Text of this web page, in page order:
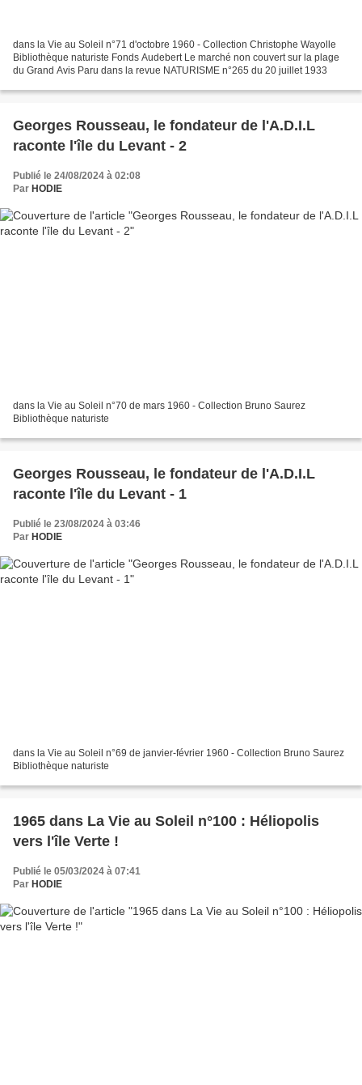
dans la Vie au Soleil n°71 d'octobre 1960 - Collection Christophe Wayolle
Bibliothèque naturiste Fonds Audebert Le marché non couvert sur la plage
du Grand Avis Paru dans la revue NATURISME n°265 du 20 juillet 1933
Georges Rousseau, le fondateur de l'A.D.I.L
raconte l'île du Levant - 2
Publié le 24/08/2024 à 02:08
Par HODIE
dans la Vie au Soleil n°70 de mars 1960 - Collection Bruno Saurez
Bibliothèque naturiste
Georges Rousseau, le fondateur de l'A.D.I.L
raconte l'île du Levant - 1
Publié le 23/08/2024 à 03:46
Par HODIE
dans la Vie au Soleil n°69 de janvier-février 1960 - Collection Bruno Saurez
Bibliothèque naturiste
1965 dans La Vie au Soleil n°100 : Héliopolis
vers l'île Verte !
Publié le 05/03/2024 à 07:41
Par HODIE